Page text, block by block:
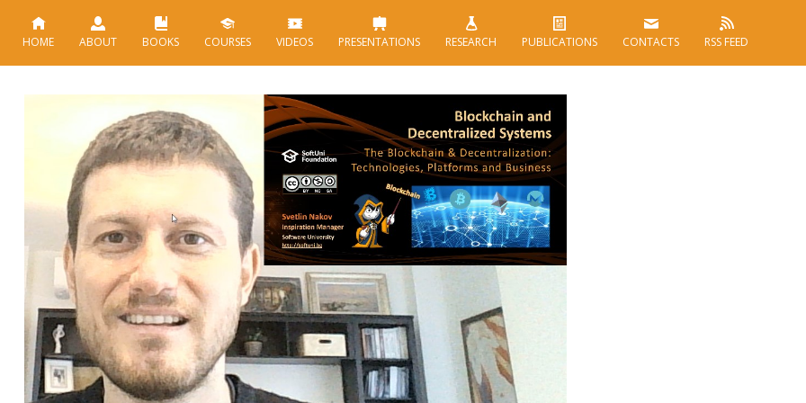
HOME ABOUT BOOKS COURSES VIDEOS PRESENTATIONS RESEARCH PUBLICATIONS CONTACTS RSS FEED